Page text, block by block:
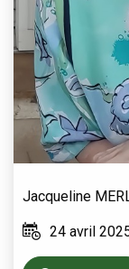
Jacqueline
24 avril